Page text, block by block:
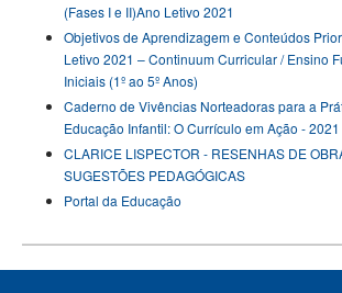
(Fases I e II)Ano Letivo 2021
Objetivos de Aprendizagem e Conteúdos
Letivo 2021 – Continuum Curricular / Ensino
Iniciais (1º ao 5º Anos)
Caderno de Vivências Norteadoras para a
Educação Infantil: O Currículo em Ação - 2021
CLARICE LISPECTOR - RESENHAS DE
SUGESTÕES PEDAGÓGICAS
Portal da Educação